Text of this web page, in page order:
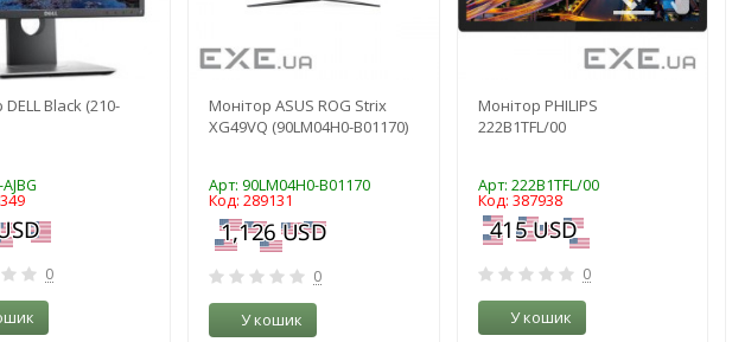
Black (210-
0
Монітор ASUS ROG Strix
XG49VQ (90LM04H0-B01170)
Арт: 90LM04H0-B01170
Код: 289131
0
У кошик
Монітор PHILIPS
222B1TFL/00
Арт: 222B1TFL/00
Код: 387938
0
У кошик